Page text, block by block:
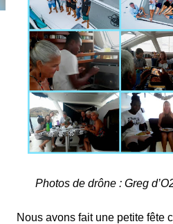
Photos de drône : Greg
Nous avons fait une petite fête